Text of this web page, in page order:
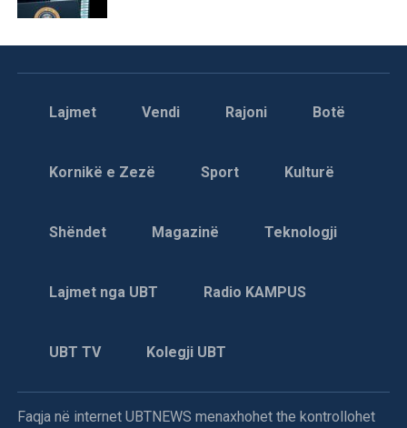
Lajmet Vendi Rajoni Botë
Kornikë e Zezë Sport Kulturë
Shëndet Magazinë Teknologji
Lajmet nga UBT Radio KAMPUS
UBT TV Kolegji UBT
Faqja në internet UBTNEWS menaxhohet the kontrollohet